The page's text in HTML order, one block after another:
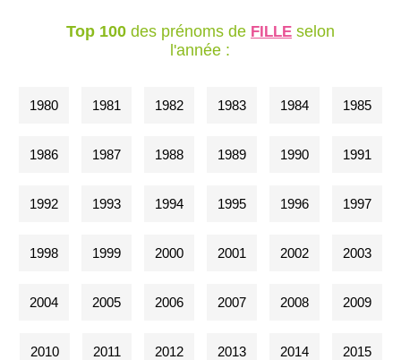
Top 100des prénoms de FILLEselon
l'année :
1980 1981 1982 1983 1984 1985
1986 1987 1988 1989 1990 1991
1992 1993 1994 1995 1996 1997
1998 1999 2000 2001 2002 2003
2004 2005 2006 2007 2008 2009
2010 2011 2012 2013 2014 2015